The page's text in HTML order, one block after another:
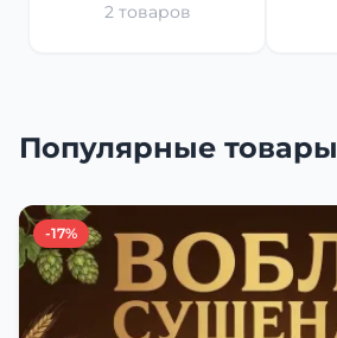
2 товаров
Популярные товары
-17%